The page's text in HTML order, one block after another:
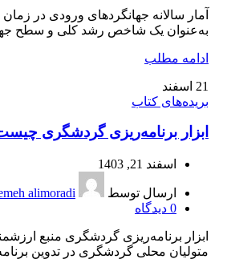
به‌عنوان یک شاخص رشد کلی و سطح
ادامه مطلب
21 اسفند
بریده‌های کتاب
ابزار برنامه‌‏ریزی گردشگری
اسفند 21, 1403
ارسال توسط
alimoradi
0 دیدگاه
ابزار برنامه‌‏ریزی گردشگری منبع
متولیان محلی گردشگری در تدوین